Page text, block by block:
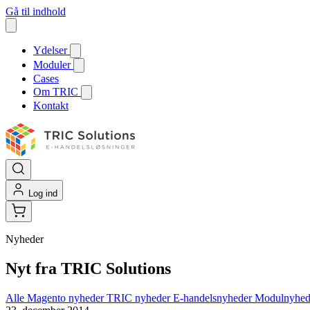
Gå til indhold
Ydelser
Moduler
Cases
Om TRIC
Kontakt
Log ind
Nyheder
Nyt fra TRIC Solutions
Alle Magento nyhederTRIC nyhederE-handelsnyheder